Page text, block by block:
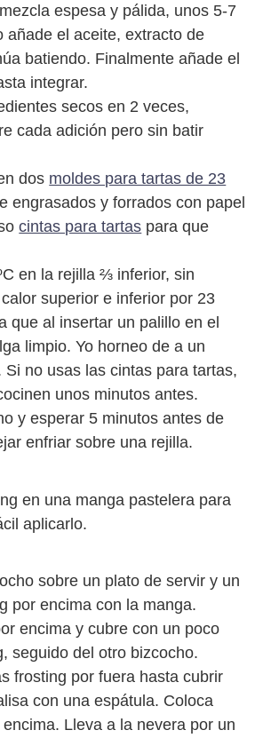
espesa y pálida, unos 5-7
añade el aceite, extracto de
batiendo. Finalmente añade el
integrar.
secos en 2 veces,
cada adición pero sin batir
dos moldes para tartas de 23
engrasados y forrados con papel
cintas para tartas para que
en la rejilla ⅔ inferior, sin
superior e inferior por 23
que al insertar un palillo en el
limpio. Yo horneo de a un
Si no usas las cintas para tartas,
unos minutos antes.
y esperar 5 minutos antes de
enfriar sobre una rejilla.
en una manga pastelera para
aplicarlo.
sobre un plato de servir y un
por encima con la manga.
encima y cubre con un poco
seguido del otro bizcocho.
frosting por fuera hasta cubrir
con una espátula. Coloca
Lleva a la nevera por un